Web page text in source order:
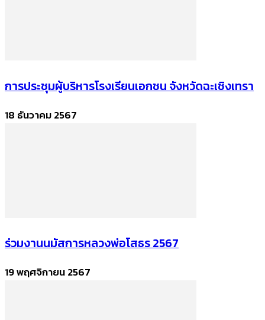
การประชุมผู้บริหารโรงเรียนเอกชน จังหวัดฉะเชิงเทรา
18 ธันวาคม 2567
ร่วมงานนมัสการหลวงพ่อโสธร 2567
19 พฤศจิกายน 2567